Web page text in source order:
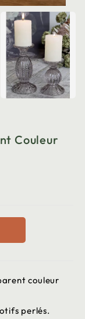
Couleur
couleur
perlés.